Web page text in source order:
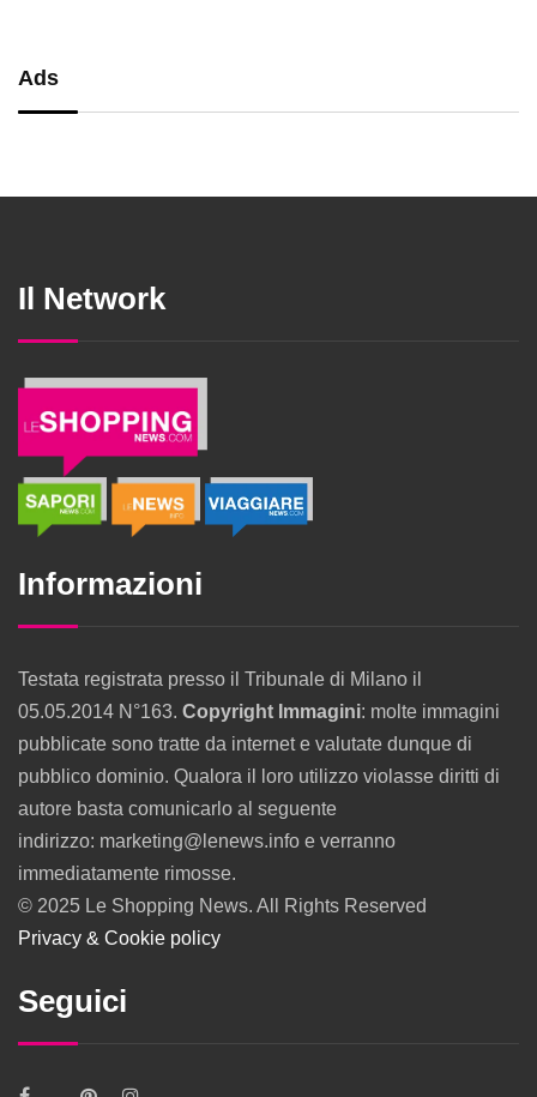
Ads
Il Network
Informazioni
Testata registrata presso il Tribunale di Milano il
05.05.2014 N°163. Copyright Immagini: molte immagini
pubblicate sono tratte da internet e valutate dunque di
pubblico dominio. Qualora il loro utilizzo violasse diritti di
autore basta comunicarlo al seguente
indirizzo: marketing@lenews.info e verranno
immediatamente rimosse.
© 2025 Le Shopping News. All Rights Reserved
Privacy & Cookie policy
Seguici